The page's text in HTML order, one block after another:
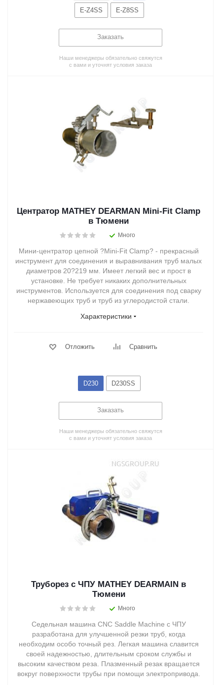
E-Z4SS E-Z8SS
Заказать
Наши менеджеры обязательно свяжутся
с вами и уточнят условия заказа
Центратор MATHEY DEARMAN Mini-Fit Clamp
в Тюмени
Много
Мини-центратор цепной ?Mini-Fit Clamp? - прекрасный
инструмент для соединения и выравнивания труб малых
диаметров 20?219 мм. Имеет легкий вес и прост в
установке. Не требует никаких дополнительных
инструментов. Используется для соединения под сварку
нержавеющих труб и труб из углеродистой стали.
Характеристики
Отложить Сравнить
D230 D230SS
Заказать
Наши менеджеры обязательно свяжутся
с вами и уточнят условия заказа
Труборез с ЧПУ MATHEY DEARMAIN в
Тюмени
Много
Седельная машина CNC Saddle Machine с ЧПУ
разработана для улучшенной резки труб, когда
необходим особо точный рез. Легкая машина славится
своей надежностью, длительным сроком службы и
высоким качеством реза. Плазменный резак вращается
вокруг поверхности трубы при помощи электропривода.